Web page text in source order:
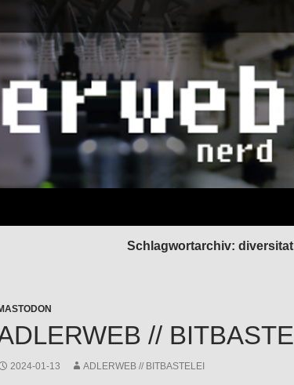
Schlagwortarchiv: diversitat
//
2024-01-13 ADLERWEB // BITBASTELEI